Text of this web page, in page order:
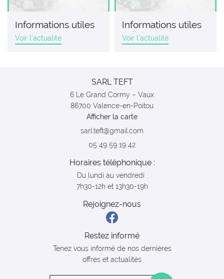
Informations utiles
Voir l'actualité
Informations utiles
Voir l'actualité
SARL TEFT
6 Le Grand Cormy – Vaux
86700 Valence-en-Poitou
Afficher la carte
05 49 59 19 42
Horaires téléphonique :
Du lundi au vendredi :
7h30-12h et 13h30-19h
Rejoignez-nous
Restez informé
Tenez vous informé de nos dernières
offres et actualités